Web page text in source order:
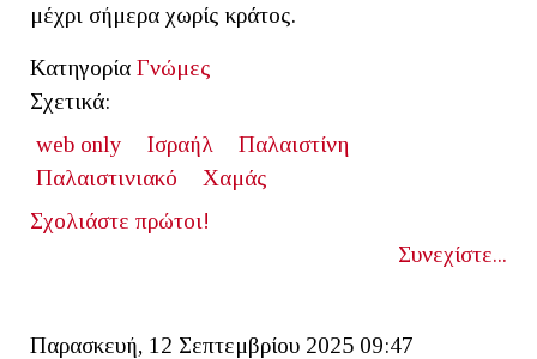
μέχρι σήμερα χωρίς κράτος.
Κατηγορία Γνώμες
Σχετικά:
web only
Ισραήλ
Παλαιστίνη
Παλαιστινιακό
Χαμάς
Σχολιάστε πρώτοι!
Συνεχίστε...
Παρασκευή, 12 Σεπτεμβρίου 2025 09:47